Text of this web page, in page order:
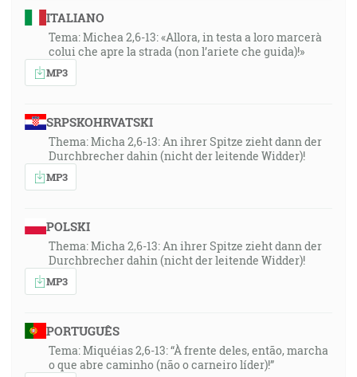
ITALIANO
Tema: Michea 2,6-13: «Allora, in testa a loro marcerà
colui che apre la strada (non l’ariete che guida)!»
MP3
SRPSKOHRVATSKI
Thema: Micha 2,6-13: An ihrer Spitze zieht dann der
Durchbrecher dahin (nicht der leitende Widder)!
MP3
POLSKI
Thema: Micha 2,6-13: An ihrer Spitze zieht dann der
Durchbrecher dahin (nicht der leitende Widder)!
MP3
PORTUGUÊS
Tema: Miquéias 2,6-13: “À frente deles, então, marcha
o que abre caminho (não o carneiro líder)!”